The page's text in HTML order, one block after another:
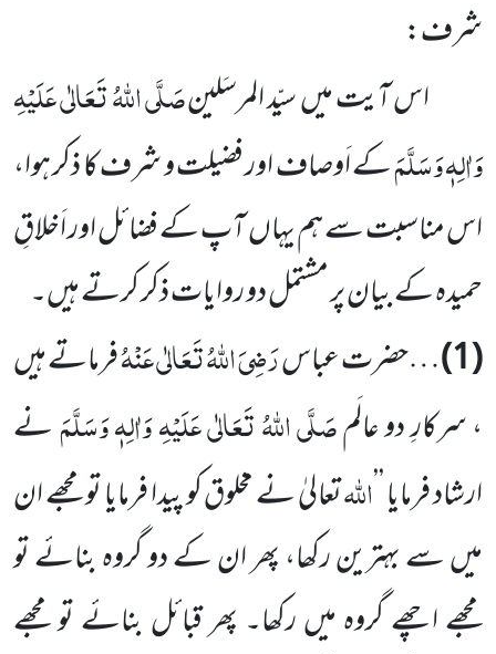
شرف:
اس آیت میں سیّد المرسَلینصَلَّی اللہُ تَعَالٰی عَلَیْہِ
وَاٰلِہٖ وَسَلَّمَکے اَوصاف اور فضیلت و شرف کا ذکر ہوا،
اس مناسبت سے ہم یہاں آپ کے فضائل اور اَخلاقِ
حمیدہ کے بیان پر مشتمل دو روایات ذکر کرتے ہیں۔
(1) …حضرت عباسرَضِیَ اللہُ تَعَالٰی عَنْہُفرماتے ہیں
، سرکارِ دو عالَمصَلَّی اللہُ تَعَالٰی عَلَیْہِ وَاٰلِہٖ وَسَلَّمَنے
ارشاد فرمایا ’’اللہتعالیٰ نے مخلوق کو پیدا فرمایا تو مجھے ان
میں سے بہترین رکھا، پھر ان کے دو گروہ بنائے تو
مجھے اچھے گروہ میں رکھا۔ پھر قبائل بنائے تو مجھے